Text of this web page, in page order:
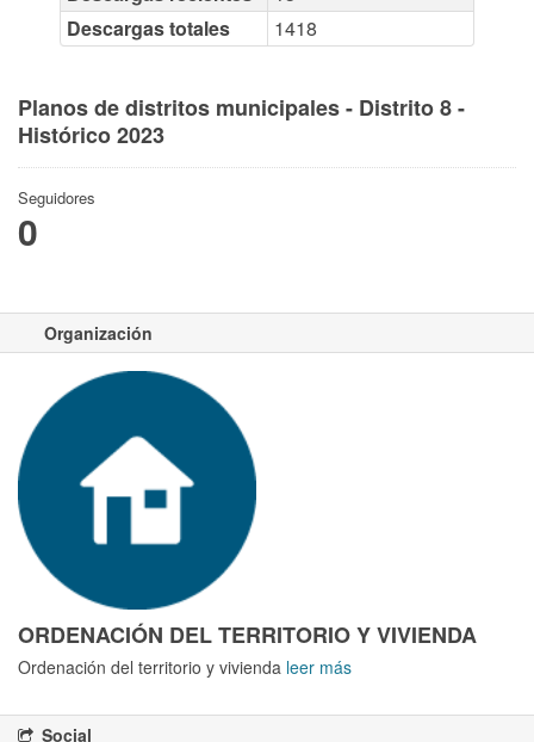
Descargas totales
1418
Planos de distritos municipales - Distrito 8 -
Histórico 2023
Seguidores
0
Organización
ORDENACIÓN DEL TERRITORIO Y VIVIENDA
Ordenación del territorio y vivienda leer más
Social